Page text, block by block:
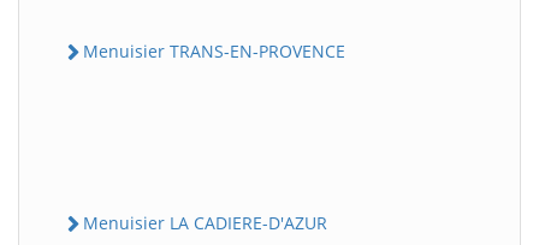
Menuisier TRANS-EN-PROVENCE
Menuisier LA CADIERE-D'AZUR